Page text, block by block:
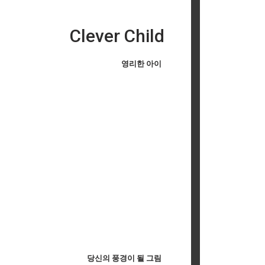
Clever Child
영리한 아이
당신의 풍경이 될 그림